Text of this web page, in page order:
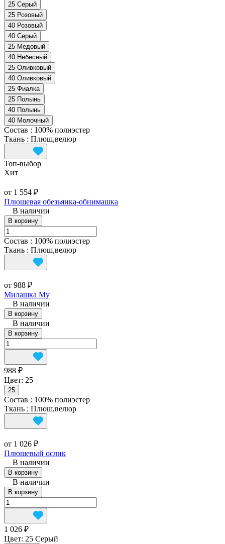
25 Серый
25 Розовый
40 Розовый
40 Серый
25 Медовый
40 Небесный
25 Оливковый
40 Оливковый
25 Фиалка
25 Полынь
40 Полынь
40 Молочный
Состав : 100% полиэстер
Ткань : Плюш,велюр
Топ‑выбор
Хит
от 1 554 ₽
Плюшевая обезьянка-обнимашка
В наличии
В корзину
Состав : 100% полиэстер
Ткань : Плюш,велюр
от 988 ₽
Милашка Му
В наличии
В корзину
В наличии
В корзину
988 ₽
Цвет: 25
25
Состав : 100% полиэстер
Ткань : Плюш,велюр
от 1 026 ₽
Плюшевый ослик
В наличии
В корзину
В наличии
В корзину
1 026 ₽
Цвет: 25 Серый